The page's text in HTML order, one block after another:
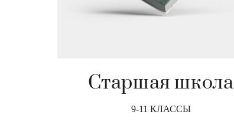
Старшая школа
9-11 КЛАССЫ